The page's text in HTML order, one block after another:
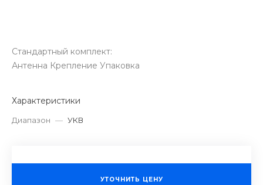
Стандартный комплект:
Антенна Крепление Упаковка
Характеристики
Диапазон — УКВ
УТОЧНИТЬ ЦЕНУ